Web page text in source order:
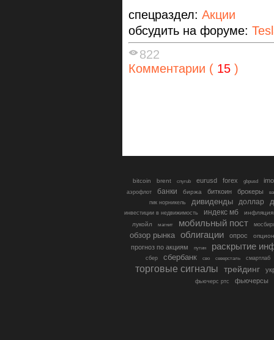
спецраздел: Акции
обсудить на форуме:
822
Комментарии ( 15 )
bitcoin brent cnyrub eurusd forex gbpusd
аэрофлот банки биржа биткоин брокеры
гмк норникель
дивиденды доллар
инвестиции в недвижимость индекс мб
инфляция
лукойл
магнит мобильный пост
обзор рынка облигации опрос
прогноз по акциям путин раскрытие
сбер сбербанк сво северсталь смартлаб
торговые сигналы трейдинг
фьючерс ртс фьючерсы